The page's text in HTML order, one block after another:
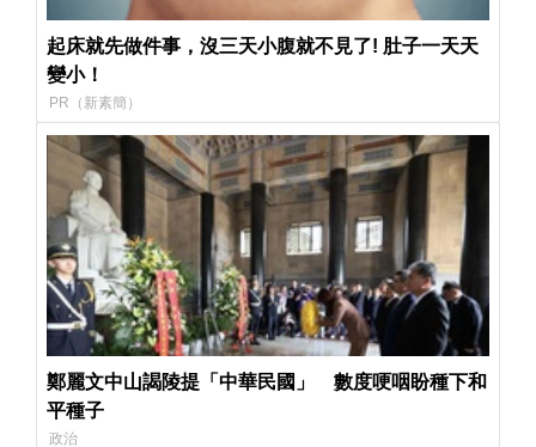
起床就先做件事，沒三天小腹就不見了! 肚子一天天
變小！
PR（新素簡）
鄭麗文中山謁陵提「中華民國」 數度哽咽盼種下和
平種子
政治